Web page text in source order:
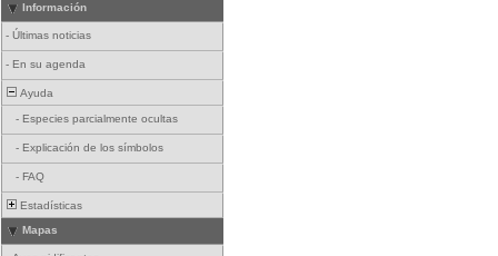
Información
- Últimas noticias
- En su agenda
Ayuda
- Especies parcialmente ocultas
- Explicación de los símbolos
- FAQ
Estadísticas
Mapas